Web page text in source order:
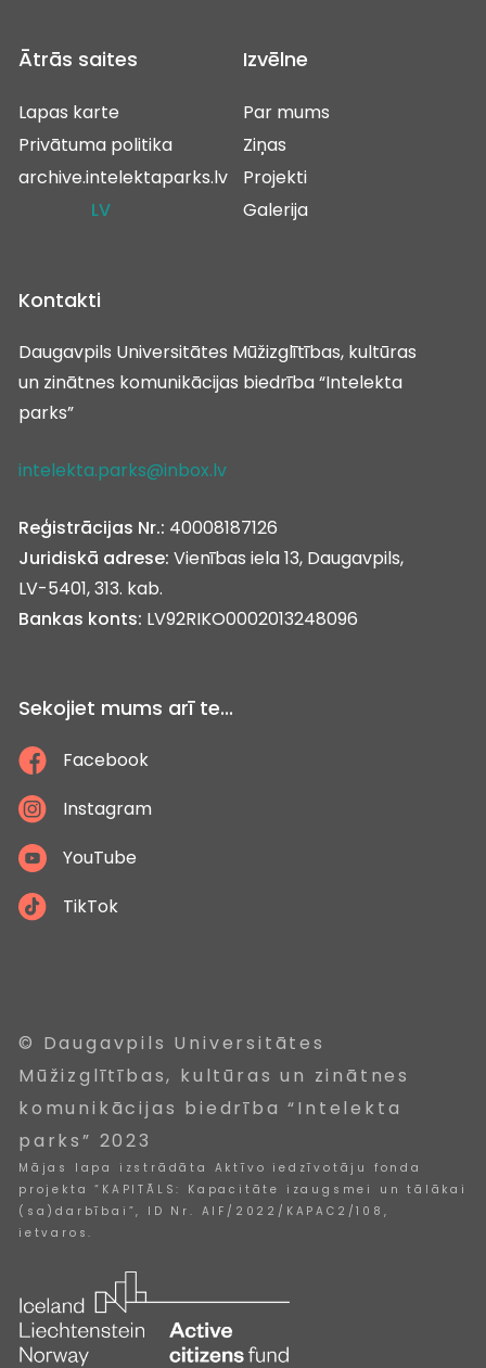
Ātrās saites
Lapas karte
Privātuma politika
archive.intelektaparks.lv
LV
Izvēlne
Par mums
Ziņas
Projekti
Galerija
Kontakti
Daugavpils Universitātes Mūžizglītības, kultūras
un zinātnes komunikācijas biedrība “Intelekta
parks”
intelekta.parks@inbox.lv
Reģistrācijas Nr.: 40008187126
Juridiskā adrese: Vienības iela 13, Daugavpils,
LV-5401, 313. kab.
Bankas konts: LV92RIKO0002013248096
Sekojiet mums arī te...
Facebook
Instagram
YouTube
TikTok
© Daugavpils Universitātes
Mūžizglītības, kultūras un zinātnes
komunikācijas biedrība “Intelekta
parks” 2023
Mājas lapa izstrādāta Aktīvo iedzīvotāju fonda
projekta “KAPITĀLS: Kapacitāte izaugsmei un tālākai
(sa)darbībai”, ID Nr. AIF/2022/KAPAC2/108,
ietvaros.